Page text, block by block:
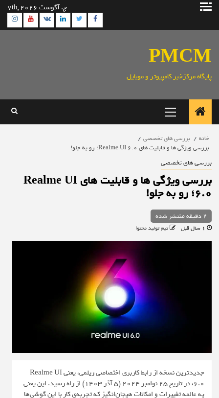
پرش
ج. آگوست 7th, 2026
Facebook
Twitter
Linkedin
VK
PMCM
پایگاه مرکزخبر کامپیوتر و موبایل
اصلی
خانه
بررسی های تخصصی
بررسی ویژگی ها و قابلیت های Realme UI 6.0؛ رو به جلو!
بررسی های تخصصی
بررسی ویژگی ها و قابلیت های Realme UI
6.0؛ رو به جلو!
2 دقیقه منتشر شده
تیم تولید محتوا
جدیدترین نسخه از رابط کاربری اختصاصی ریلمی، یعنی Realme UI
6.0، در تاریخ ۲۵ نوامبر ۲۰۲۴ (5 آذر 1403) از راه رسید. این یعنی
یه عالمه تغییرات و امکانات هیجان‌انگیز که تجربه‌ی کار با این گوشی‌ها